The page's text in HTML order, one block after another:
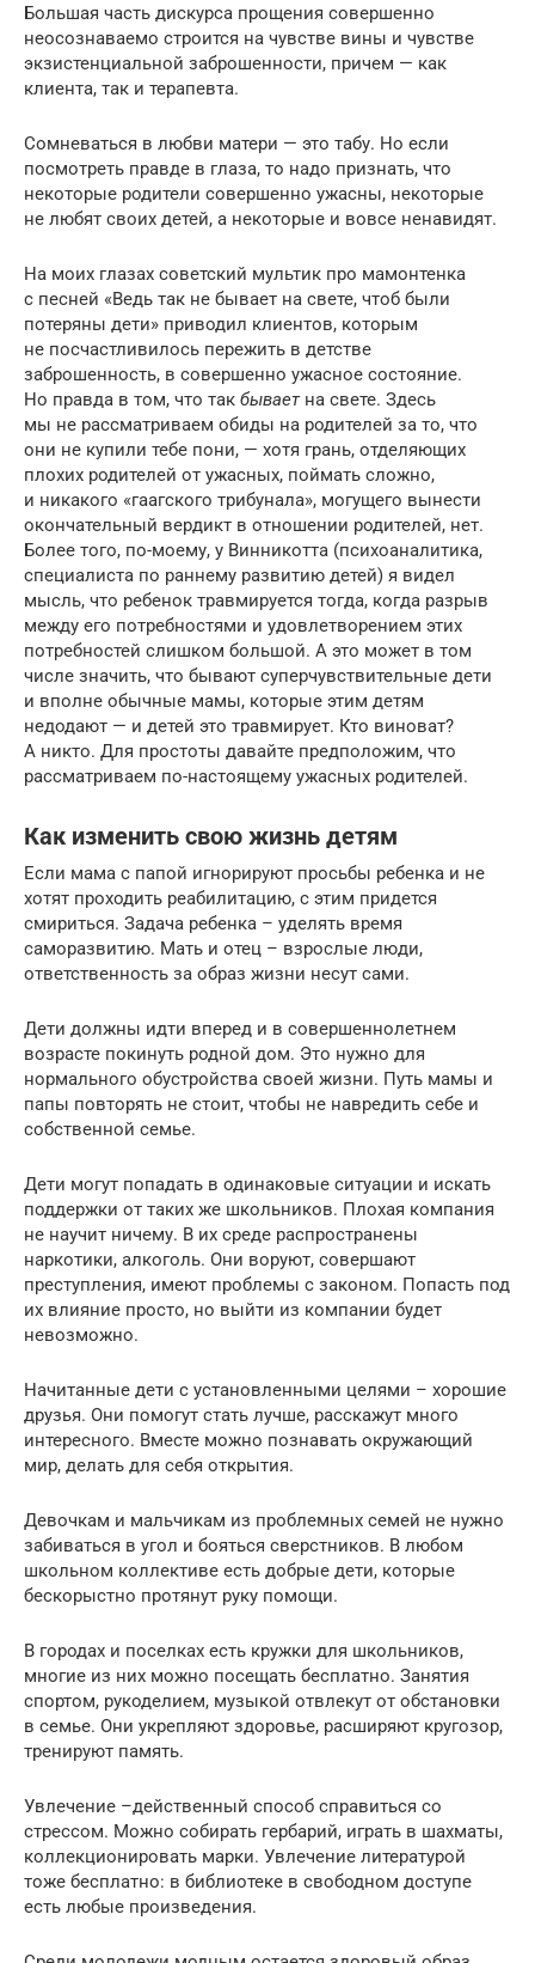
Большая часть дискурса прощения совершенно
неосознаваемо строится на чувстве вины и чувстве
экзистенциальной заброшенности, причем — как
клиента, так и терапевта.
Сомневаться в любви матери — это табу. Но если
посмотреть правде в глаза, то надо признать, что
некоторые родители совершенно ужасны, некоторые
не любят своих детей, а некоторые и вовсе ненавидят.
На моих глазах советский мультик про мамонтенка
с песней «Ведь так не бывает на свете, чтоб были
потеряны дети» приводил клиентов, которым
не посчастливилось пережить в детстве
заброшенность, в совершенно ужасное состояние.
Но правда в том, что так бываетна свете. Здесь
мы не рассматриваем обиды на родителей за то, что
они не купили тебе пони, — хотя грань, отделяющих
плохих родителей от ужасных, поймать сложно,
и никакого «гаагского трибунала», могущего вынести
окончательный вердикт в отношении родителей, нет.
Более того, по-моему, у Винникотта (психоаналитика,
специалиста по раннему развитию детей) я видел
мысль, что ребенок травмируется тогда, когда разрыв
между его потребностями и удовлетворением этих
потребностей слишком большой. А это может в том
числе значить, что бывают суперчувствительные дети
и вполне обычные мамы, которые этим детям
недодают — и детей это травмирует. Кто виноват?
А никто. Для простоты давайте предположим, что
рассматриваем по-настоящему ужасных родителей.
Как изменить свою жизнь детям
Если мама с папой игнорируют просьбы ребенка и не
хотят проходить реабилитацию, с этим придется
смириться. Задача ребенка – уделять время
саморазвитию. Мать и отец – взрослые люди,
ответственность за образ жизни несут сами.
Дети должны идти вперед и в совершеннолетнем
возрасте покинуть родной дом. Это нужно для
нормального обустройства своей жизни. Путь мамы и
папы повторять не стоит, чтобы не навредить себе и
собственной семье.
Дети могут попадать в одинаковые ситуации и искать
поддержки от таких же школьников. Плохая компания
не научит ничему. В их среде распространены
наркотики, алкоголь. Они воруют, совершают
преступления, имеют проблемы с законом. Попасть под
их влияние просто, но выйти из компании будет
невозможно.
Начитанные дети с установленными целями – хорошие
друзья. Они помогут стать лучше, расскажут много
интересного. Вместе можно познавать окружающий
мир, делать для себя открытия.
Девочкам и мальчикам из проблемных семей не нужно
забиваться в угол и бояться сверстников. В любом
школьном коллективе есть добрые дети, которые
бескорыстно протянут руку помощи.
В городах и поселках есть кружки для школьников,
многие из них можно посещать бесплатно. Занятия
спортом, рукоделием, музыкой отвлекут от обстановки
в семье. Они укрепляют здоровье, расширяют кругозор,
тренируют память.
Увлечение –действенный способ справиться со
стрессом. Можно собирать гербарий, играть в шахматы,
коллекционировать марки. Увлечение литературой
тоже бесплатно: в библиотеке в свободном доступе
есть любые произведения.